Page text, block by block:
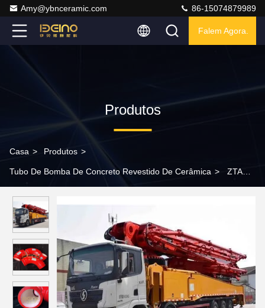
Amy@ybnceramic.com 86-15074879989
Falem Agora.
Produtos
Casa > Produtos >
Tubo De Bomba De Concreto Revestido De Cerâmica > ZTA
redução de bomba de concreto